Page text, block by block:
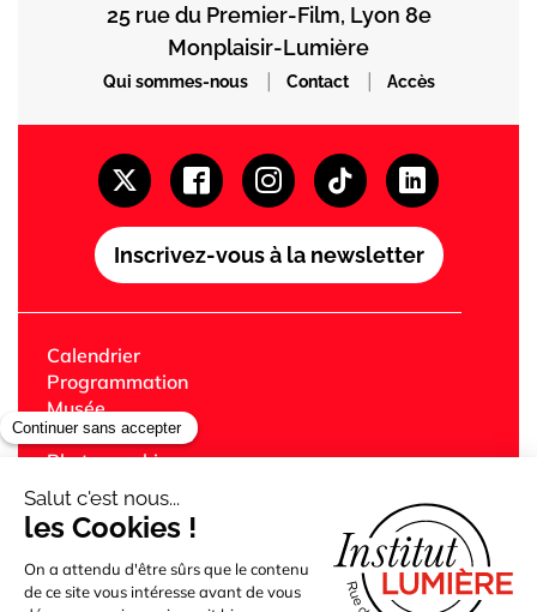
25 rue du Premier-Film, Lyon 8e
Monplaisir-Lumière
Qui sommes-nous | Contact | Accès
Inscrivez-vous à la newsletter
Calendrier
Programmation
Musée
Festival Lumière
Photographie
Librairie
Café
Cinémas Lumière
Édition
Jeune public